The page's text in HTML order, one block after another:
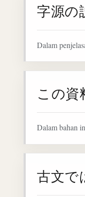
字源の
Dalam
この資
Dalam bahan
古文で